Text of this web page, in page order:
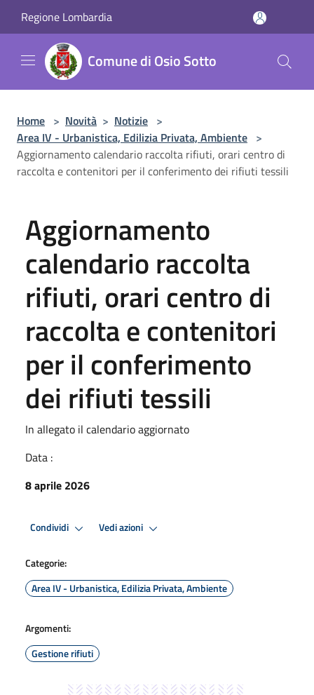
Regione Lombardia
Comune di Osio Sotto
Home > Novità > Notizie >
Area IV - Urbanistica, Edilizia Privata, Ambiente >
Aggiornamento calendario raccolta rifiuti, orari centro di
raccolta e contenitori per il conferimento dei rifiuti tessili
Aggiornamento
calendario raccolta
rifiuti, orari centro di
raccolta e contenitori
per il conferimento
dei rifiuti tessili
In allegato il calendario aggiornato
Data :
8 aprile 2026
Condividi Vedi azioni
Categorie:
Area IV - Urbanistica, Edilizia Privata, Ambiente
Argomenti:
Gestione rifiuti